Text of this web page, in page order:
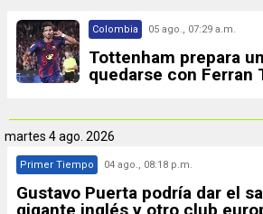
Colombia 05 ago., 07:29 a.m.
Tottenham prepara
quedarse con Ferran
martes 4 ago. 2026
Primer Tiempo 04 ago., 08:18 p.m.
Gustavo Puerta podría dar el